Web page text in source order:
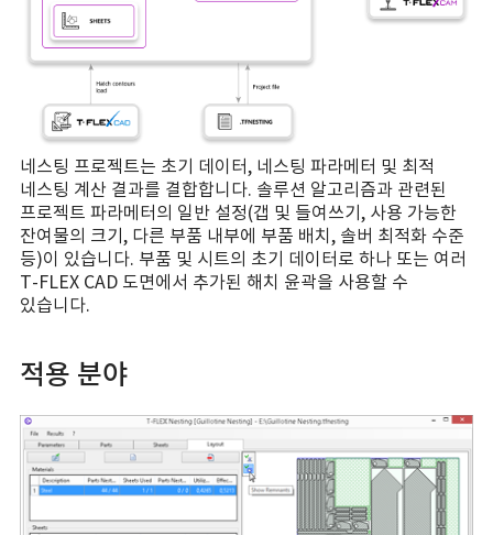
네스팅 프로젝트는 초기 데이터, 네스팅 파라메터 및 최적
네스팅 계산 결과를 결합합니다. 솔루션 알고리즘과 관련된
프로젝트 파라메터의 일반 설정(갭 및 들여쓰기, 사용 가능한
잔여물의 크기, 다른 부품 내부에 부품 배치, 솔버 최적화 수준
등)이 있습니다. 부품 및 시트의 초기 데이터로 하나 또는 여러
T-FLEX CAD 도면에서 추가된 해치 윤곽을 사용할 수
있습니다.
적용 분야